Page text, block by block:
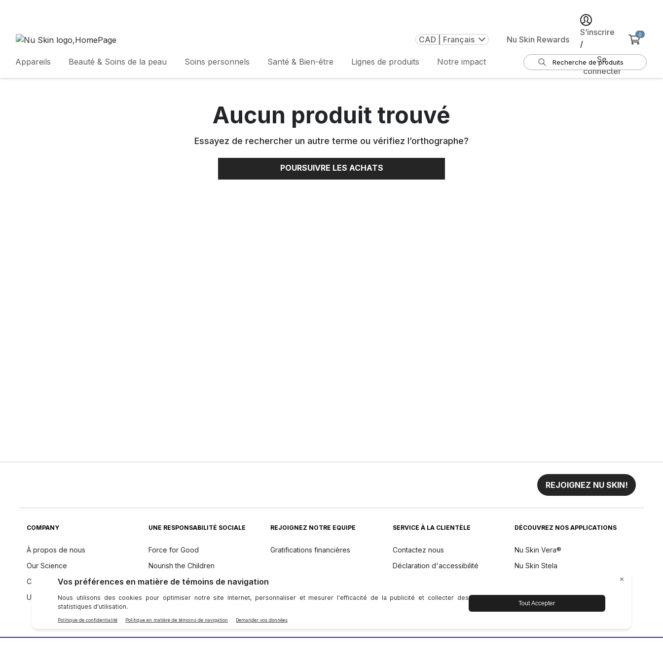
CAD | Français Nu Skin Rewards
S’inscrire
/
Se
connecter
0
Appareils Beauté & Soins de la peau Soins personnels Santé & Bien-être Lignes de produits Notre impact
Aucun produit trouvé
Essayez de rechercher un autre terme ou vérifiez l’orthographe?
POURSUIVRE LES ACHATS
REJOIGNEZ NU SKIN!
COMPANY
À propos de nous
Our Science
Code de conduite
Une voix mondiale
UNE RESPONSABILITÉ SOCIALE
Force for Good
Nourish the Children
Durabilité
Philosophie des ingrédients
REJOIGNEZ NOTRE EQUIPE
Gratifications financières
SERVICE À LA CLIENTÈLE
Contactez nous
Déclaration d'accessibilité
Politique de remboursement
Entretien et maintenance de
DÉCOUVREZ NOS APPLICATIONS
Nu Skin Vera®
Nu Skin Stela